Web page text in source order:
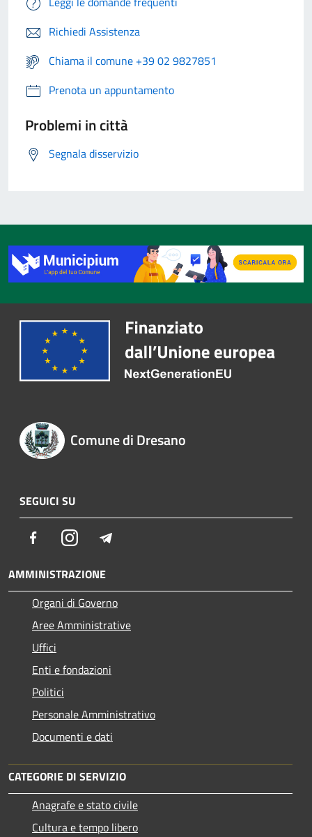
Richiedi Assistenza
Chiama il comune +39 02 9827851
Prenota un appuntamento
Problemi in città
Segnala disservizio
Comune di Dresano
SEGUICI SU
FacebookInstagram
AMMINISTRAZIONE
Organi di Governo
Aree Amministrative
Uffici
Enti e fondazioni
Politici
Personale Amministrativo
Documenti e dati
CATEGORIE DI SERVIZIO
Anagrafe e stato civile
Cultura e tempo libero